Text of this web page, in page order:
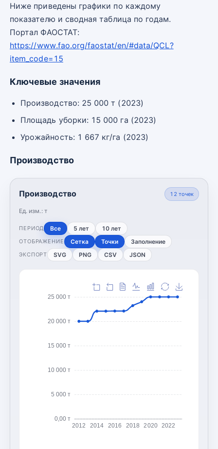
Ниже приведены графики по каждому
показателю и сводная таблица по годам.
Портал ФАОСТАТ:
https://www.fao.org/faostat/en/#data/QCL?
item_code=15
Ключевые значения
Производство: 25 000 т (2023)
Площадь уборки: 15 000 га (2023)
Урожайность: 1 667 кг/га (2023)
Производство
Производство
Ед. изм.: т
12 точек
ПЕРИОД Все 5 лет 10 лет
ОТОБРАЖЕНИЕ Сетка Точки Заполнение
ЭКСПОРТ SVG PNG CSV JSON
0,00 т
5 000 т
10 000 т
15 000 т
20 000 т
25 000 т
2012 2014 2016 2018 2020 2022